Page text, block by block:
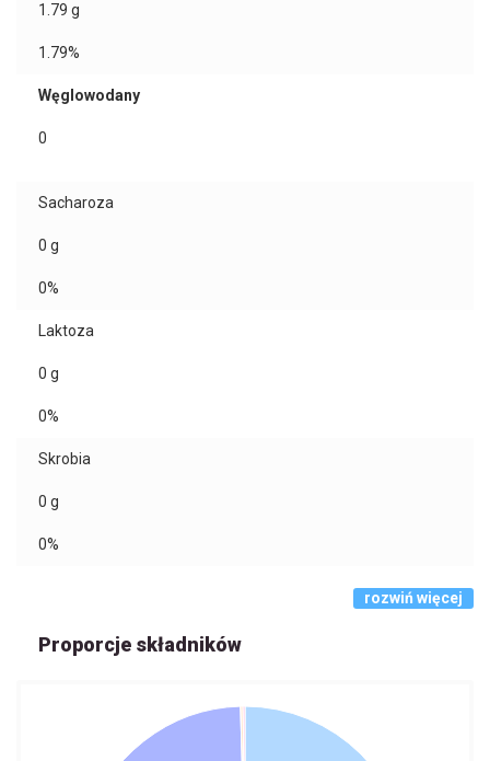
1.79 g
1.79%
Węglowodany
0
Sacharoza
0 g
0%
Laktoza
0 g
0%
Skrobia
0 g
0%
rozwiń więcej
Proporcje składników